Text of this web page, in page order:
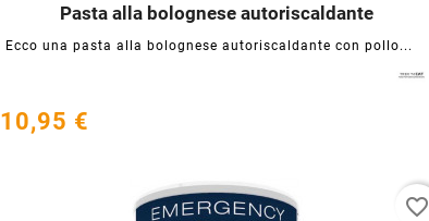
Pasta alla bolognese autoriscaldante
Ecco una pasta alla bolognese autoriscaldante con pollo...
   
10,95 €
favorite_border